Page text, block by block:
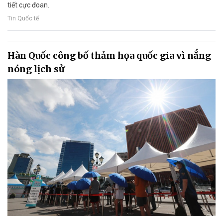
tiết cực đoan.
Tin Quốc tế
Hàn Quốc công bố thảm họa quốc gia vì nắng
nóng lịch sử